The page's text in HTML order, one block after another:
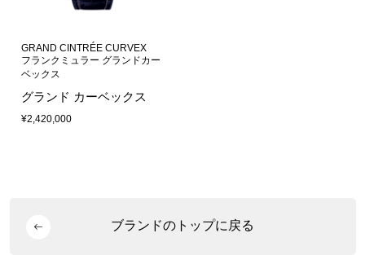
GRAND CINTRÉE CURVEX
フランクミュラー グランドカー
ベックス
グランド カーベックス
¥2,420,000
ブランドのトップに戻る